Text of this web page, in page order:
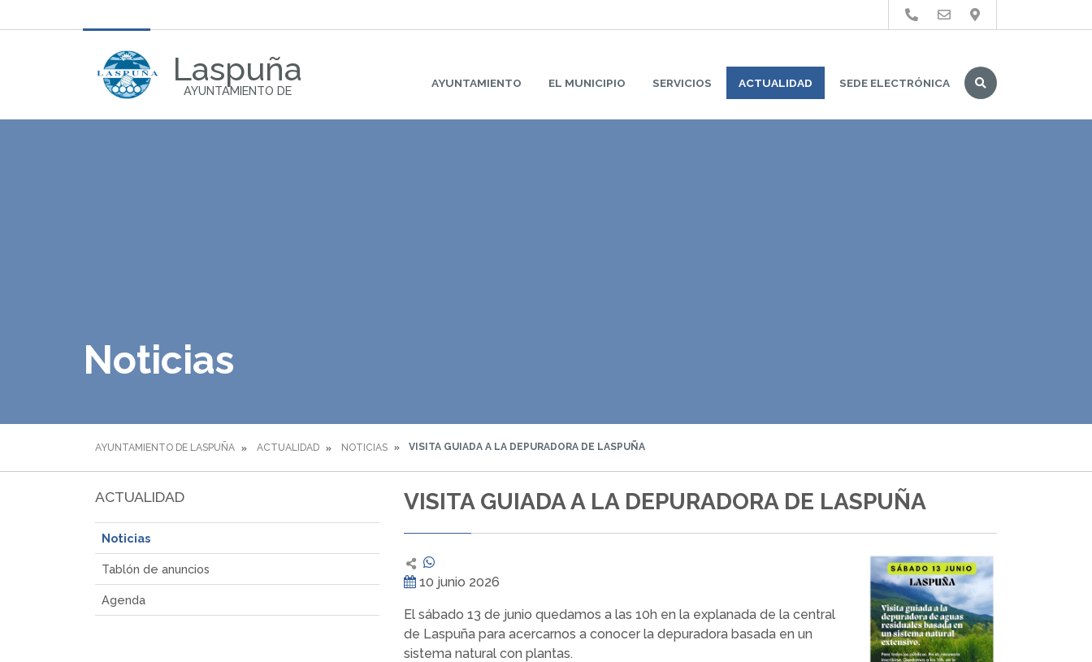
Laspuña
AYUNTAMIENTO DE
AYUNTAMIENTO EL MUNICIPIO SERVICIOS ACTUALIDAD SEDE ELECTRÓNICA
Buscar
Noticias
AYUNTAMIENTO DE LASPUÑA ACTUALIDAD NOTICIAS VISITA GUIADA A LA DEPURADORA DE LASPUÑA
ACTUALIDAD
Noticias
Tablón de anuncios
Agenda
VISITA GUIADA A LA DEPURADORA DE LASPUÑA
10 junio 2026
El sábado 13 de junio quedamos a las 10h en la explanada de la central
de Laspuña para acercarnos a conocer la depuradora basada en un
sistema natural con plantas.